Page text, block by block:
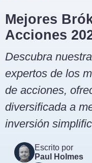
Mejores
Acciones
Descubra
expertos de los
de acciones,
diversificada a
inversión
Escrito por
Paul Holmes